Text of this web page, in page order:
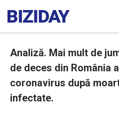
Analiză. Mai mult de
de deces din România
coronavirus după
infectate.